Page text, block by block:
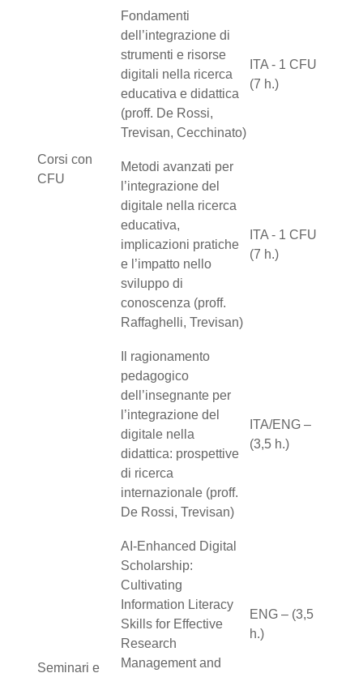
Corsi con
CFU
Fondamenti
dell’integrazione di
strumenti e risorse
digitali nella ricerca
educativa e didattica
(proff. De Rossi,
Trevisan, Cecchinato)
ITA - 1 CFU
(7 h.)
Metodi avanzati per
l’integrazione del
digitale nella ricerca
educativa,
implicazioni pratiche
e l’impatto nello
sviluppo di
conoscenza (proff.
Raffaghelli, Trevisan)
ITA - 1 CFU
(7 h.)
Seminari e
Il ragionamento
pedagogico
dell’insegnante per
l’integrazione del
digitale nella
didattica: prospettive
di ricerca
internazionale (proff.
De Rossi, Trevisan)
ITA/ENG –
(3,5 h.)
AI-Enhanced Digital
Scholarship:
Cultivating
Information Literacy
Skills for Effective
Research
Management and
ENG – (3,5
h.)